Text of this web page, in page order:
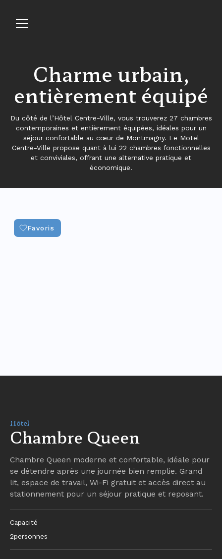
Réserver à l’Hôtel
Charme urbain,
entièrement équipé
Du côté de l’Hôtel Centre-Ville, vous trouverez 27 chambres
contemporaines et entièrement équipées, idéales pour un
séjour confortable au cœur de Montmagny. Le Motel
Centre-Ville propose quant à lui 22 chambres fonctionnelles
et conviviales, offrant une alternative pratique et
économique.
Hôtel
Chambre Queen
Chambre Queen moderne et confortable, idéale pour
se détendre après une journée bien remplie. Grand
lit, espace de travail, Wi-Fi gratuit et accès direct au
stationnement pour un séjour pratique et reposant.
Capacité
2personnes
Favoris